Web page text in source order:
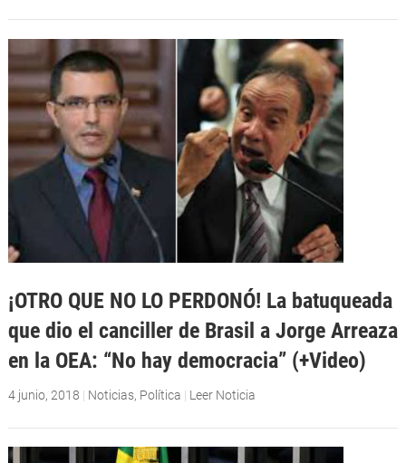
¡OTRO QUE NO LO PERDONÓ! La batuqueada
que dio el canciller de Brasil a Jorge Arreaza
en la OEA: “No hay democracia” (+Video)
4 junio, 2018 | Noticias, Política | Leer Noticia